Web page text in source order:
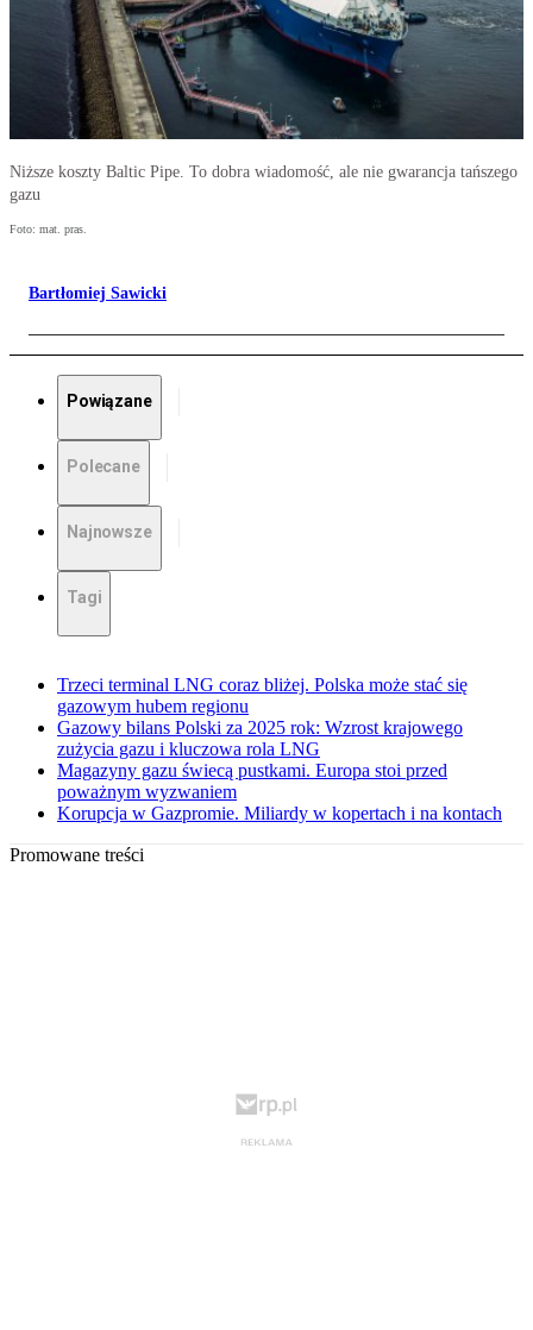
Niższe koszty Baltic Pipe. To dobra wiadomość, ale nie gwarancja tańszego
gazu
Foto: mat. pras.
Bartłomiej Sawicki
Powiązane
Polecane
Najnowsze
Tagi
Trzeci terminal LNG coraz bliżej. Polska może stać się
gazowym hubem regionu
Gazowy bilans Polski za 2025 rok: Wzrost krajowego
zużycia gazu i kluczowa rola LNG
Magazyny gazu świecą pustkami. Europa stoi przed
poważnym wyzwaniem
Korupcja w Gazpromie. Miliardy w kopertach i na kontach
Promowane treści